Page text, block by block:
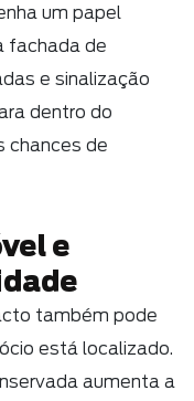
um papel
fachada de
e sinalização
dentro do
chances de
e
também pode
está localizado.
aumenta a